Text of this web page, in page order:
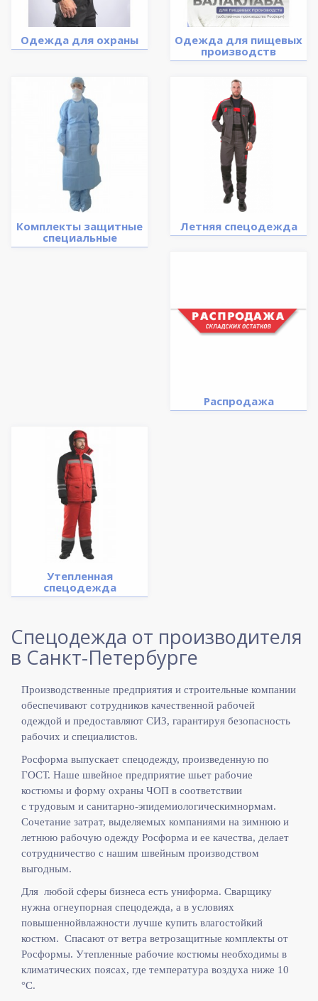
Одежда для охраны
Одежда для пищевых
производств
Комплекты защитные
специальные
Летняя спецодежда
Распродажа
Утепленная
спецодежда
Спецодежда от производителя
в Санкт-Петербурге
Производственные предприятия и строительные компании
обеспечивают сотрудников качественной рабочей
одеждой и предоставляют СИЗ, гарантируя безопасность
рабочих и специалистов.
Росформа выпускает спецодежду, произведенную по
ГОСТ. Наше швейное предприятие шьет рабочие
костюмы и форму охраны ЧОП в соответствии
с трудовым и санитарно-эпидемиологическимнормам.
Сочетание затрат, выделяемых компаниями на зимнюю и
летнюю рабочую одежду Росформа и ее качества, делает
сотрудничество с нашим швейным производством
выгодным.
Для любой сферы бизнеса есть униформа. Сварщику
нужна огнеупорная спецодежда, а в условиях
повышеннойвлажности лучше купить влагостойкий
костюм. Спасают от ветра ветрозащитные комплекты от
Росформы. Утепленные рабочие костюмы необходимы в
климатических поясах, где температура воздуха ниже 10
°C.